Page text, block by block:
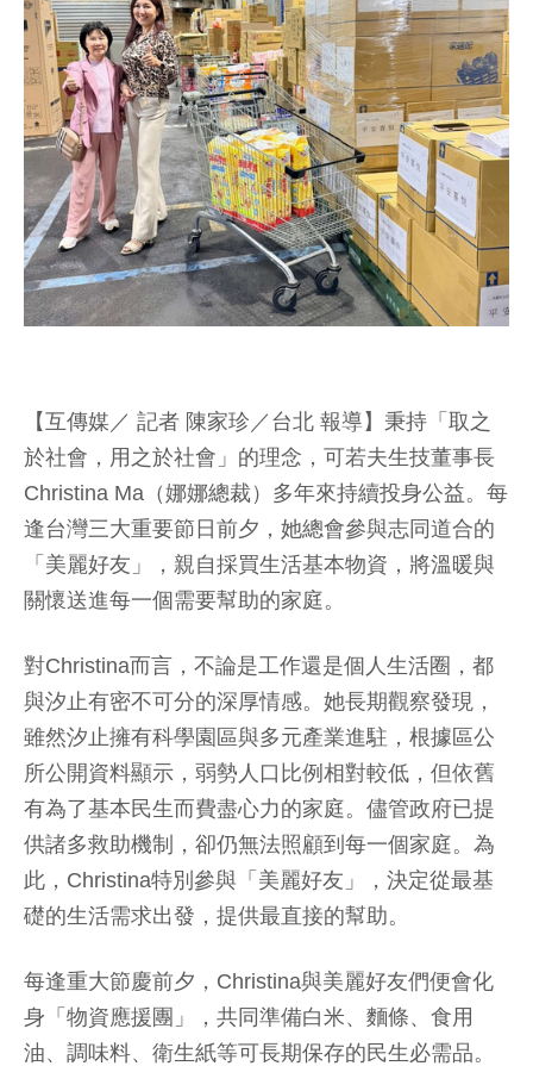
【互傳媒／ 記者 陳家珍／台北 報導】秉持「取之
於社會，用之於社會」的理念，可若夫生技董事長
Christina Ma（娜娜總裁）多年來持續投身公益。每
逢台灣三大重要節日前夕，她總會參與志同道合的
「美麗好友」，親自採買生活基本物資，將溫暖與
關懷送進每一個需要幫助的家庭。
對Christina而言，不論是工作還是個人生活圈，都
與汐止有密不可分的深厚情感。她長期觀察發現，
雖然汐止擁有科學園區與多元產業進駐，根據區公
所公開資料顯示，弱勢人口比例相對較低，但依舊
有為了基本民生而費盡心力的家庭。儘管政府已提
供諸多救助機制，卻仍無法照顧到每一個家庭。為
此，Christina特別參與「美麗好友」，決定從最基
礎的生活需求出發，提供最直接的幫助。
每逢重大節慶前夕，Christina與美麗好友們便會化
身「物資應援團」，共同準備白米、麵條、食用
油、調味料、衛生紙等可長期保存的民生必需品。